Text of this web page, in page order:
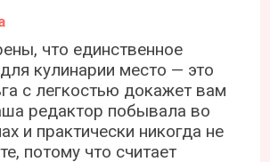
что единственное
кулинарии место — это
с легкостью докажет вам
редактор побывала во
и практически никогда не
потому что считает